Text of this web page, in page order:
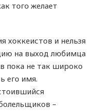
того желает
хоккеистов и нельзя
на выход любимца
пока не так широко
его имя.
–